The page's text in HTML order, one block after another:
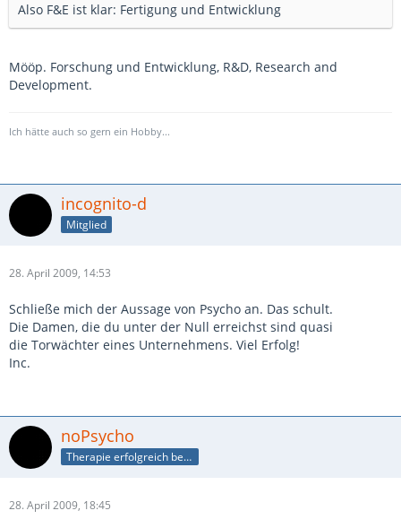
Also F&E ist klar: Fertigung und Entwicklung
Mööp. Forschung und Entwicklung, R&D, Research and
Development.
Ich hätte auch so gern ein Hobby...
incognito-d
Mitglied
28. April 2009, 14:53
Schließe mich der Aussage von Psycho an. Das schult.
Die Damen, die du unter der Null erreichst sind quasi
die Torwächter eines Unternehmens. Viel Erfolg!
Inc.
noPsycho
Therapie erfolgreich beendet
28. April 2009, 18:45